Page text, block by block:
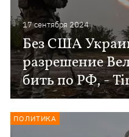
17 сентября 2024
Без США
разрешение
бить по РФ, -
ПОЛИТИКА